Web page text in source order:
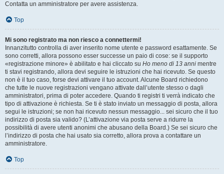
Contatta un amministratore per avere assistenza.
Top
Mi sono registrato ma non riesco a connettermi!
Innanzitutto controlla di aver inserito nome utente e password esattamente. Se
sono corretti, allora possono esser successe un paio di cose: se il supporto
«registrazione minore» è abilitato e hai cliccato su Ho meno di 13 anni mentre
ti stavi registrando, allora devi seguire le istruzioni che hai ricevuto. Se questo
non è il tuo caso, forse devi attivare il tuo account. Alcune Board richiedono
che tutte le nuove registrazioni vengano attivate dall’utente stesso o dagli
amministratori, prima di poter accedere. Quando ti registri ti verrà indicato che
tipo di attivazione è richiesta. Se ti è stato inviato un messaggio di posta, allora
segui le istruzioni; se non hai ricevuto nessun messaggio... sei sicuro che il tuo
indirizzo di posta sia valido? (L’attivazione via posta serve a ridurre la
possibilità di avere utenti anonimi che abusano della Board.) Se sei sicuro che
l’indirizzo di posta che hai usato sia corretto, allora prova a contattare un
amministratore.
Top